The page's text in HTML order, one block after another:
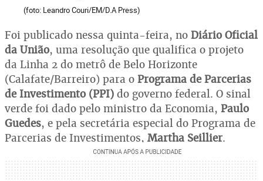
(foto: Leandro Couri/EM/D.A Press)
Foi publicado nessa quinta-feira, no Diário Oficial
da União, uma resolução que qualifica o projeto
da Linha 2 do metrô de Belo Horizonte
(Calafate/Barreiro) para o Programa de Parcerias
de Investimento (PPI) do governo federal. O sinal
verde foi dado pelo ministro da Economia, Paulo
Guedes, e pela secretária especial do Programa de
Parcerias de Investimentos, Martha Seillier.